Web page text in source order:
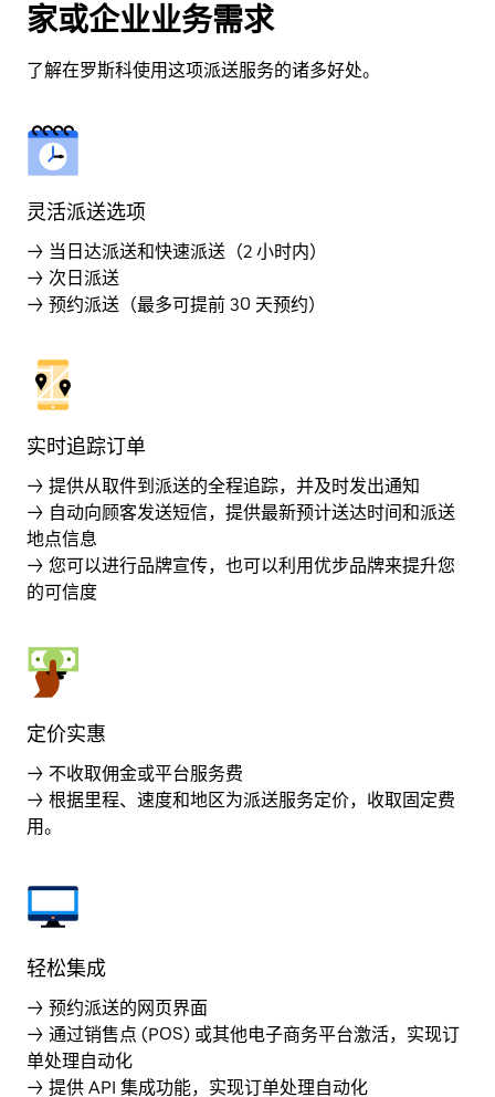
家或企业业务需求
了解在罗斯科使用这项派送服务的诸多好处。
灵活派送选项
→ 当日达派送和快速派送（2 小时内）
→ 次日派送
→ 预约派送（最多可提前 30 天预约）
实时追踪订单
→ 提供从取件到派送的全程追踪，并及时发出通知
→ 自动向顾客发送短信，提供最新预计送达时间和派送
地点信息
→ 您可以进行品牌宣传，也可以利用优步品牌来提升您
的可信度
定价实惠
→ 不收取佣金或平台服务费
→ 根据里程、速度和地区为派送服务定价，收取固定费
用。
轻松集成
→ 预约派送的网页界面
→ 通过销售点 (POS) 或其他电子商务平台激活，实现订
单处理自动化
→ 提供 API 集成功能，实现订单处理自动化